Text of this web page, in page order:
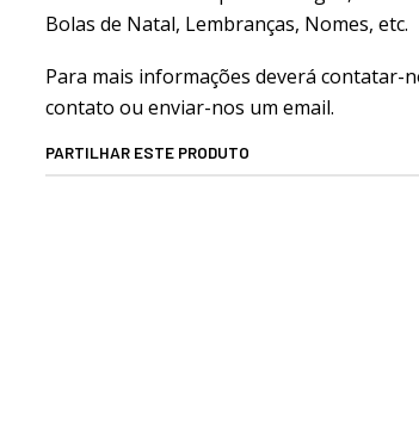
Bolas de Natal, Lembranças, Nomes, etc.
Para mais informações deverá contatar-
contato ou enviar-nos um email.
PARTILHAR ESTE PRODUTO